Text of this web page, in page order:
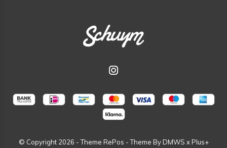
© Copyright 2026 - Theme RePos - Theme ByDMWS xPlus+